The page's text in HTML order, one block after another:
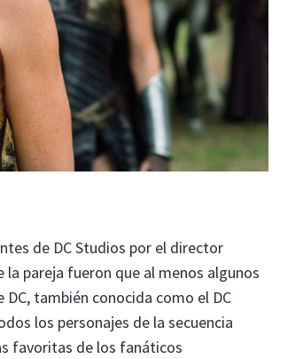
de DC Studios por el director
la pareja fueron que al menos algunos
también conocida como el DC
los personajes de la secuencia
favoritas de los fanáticos